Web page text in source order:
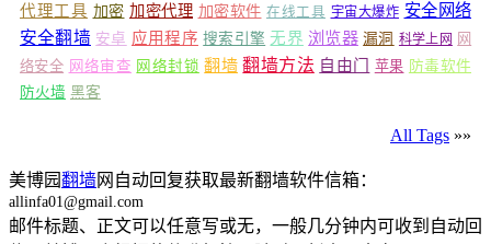
代理工具 加密 加密代理 加密软件 在线工具 宇宙大爆炸 安全网络
安全翻墙 安卓 应用程序 搜索引擎 无界 浏览器 漏洞 科学上网 网
络安全 网络审查 网络封锁 翻墙 翻墙方法 自由门 苹果 防毒软件
防火墙 黑客
All Tags »»
美博园翻墙网自动回复获取最新翻墙软件信箱：
allinfa01@gmail.com
邮件标题、正文可以任意写或无，一般几分钟内可收到自动回